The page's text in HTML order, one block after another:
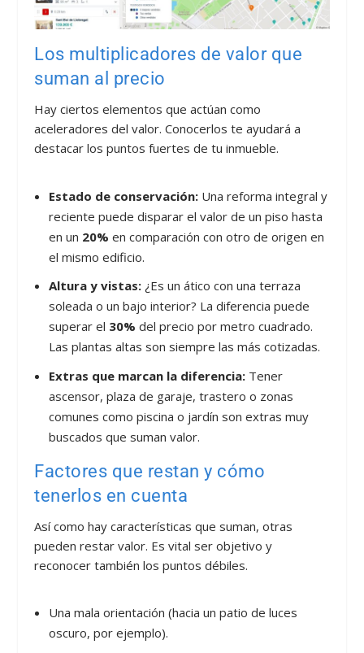
Los multiplicadores de valor que
suman al precio
Hay ciertos elementos que actúan como
aceleradores del valor. Conocerlos te ayudará a
destacar los puntos fuertes de tu inmueble.
Estado de conservación:Una reforma integral y
reciente puede disparar el valor de un piso hasta
en un 20% en comparación con otro de origen en
el mismo edificio.
Altura y vistas:¿Es un ático con una terraza
soleada o un bajo interior? La diferencia puede
superar el 30% del precio por metro cuadrado.
Las plantas altas son siempre las más cotizadas.
Extras que marcan la diferencia:Tener
ascensor, plaza de garaje, trastero o zonas
comunes como piscina o jardín son extras muy
buscados que suman valor.
Factores que restan y cómo
tenerlos en cuenta
Así como hay características que suman, otras
pueden restar valor. Es vital ser objetivo y
reconocer también los puntos débiles.
Una mala orientación (hacia un patio de luces
oscuro, por ejemplo).